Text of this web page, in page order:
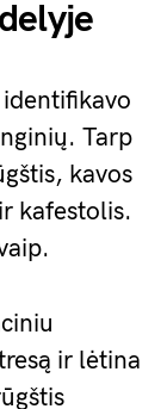
Tarp
kavos
kafestolis.
ir lėtina